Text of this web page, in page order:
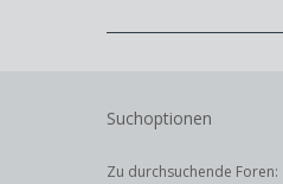
Suchoptionen
Zu durchsuchende Foren: